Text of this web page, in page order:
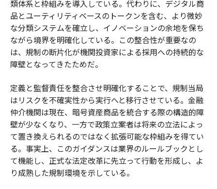
類体系と枠組みを導入している。代わりに、デジタル商
品とユーティリティベースのトークンを含む、より微妙
な分類システムを確立し、イノベーションの余地を保ち
ながら境界を明確化している。この整合性が重要なの
は、規制の断片化が機関投資家による採用への持続的な
障壁となってきたためだ。
定義と監督責任を整合させ明確化することで、規制当局
はリスクを不確実性から実行へと移行させている。金融
仲介機関は現在、暗号資産商品を統合する際の構造的障
壁が少なくなり、一方で政策立案者は将来の立法によっ
て置き換えられるのではなく拡張可能な枠組みを得てい
る。事実上、このガイダンスは業界のルールブックとし
て機能し、正式な法定改革に先立って行動を形成し、よ
り成熟した規制環境を示している。